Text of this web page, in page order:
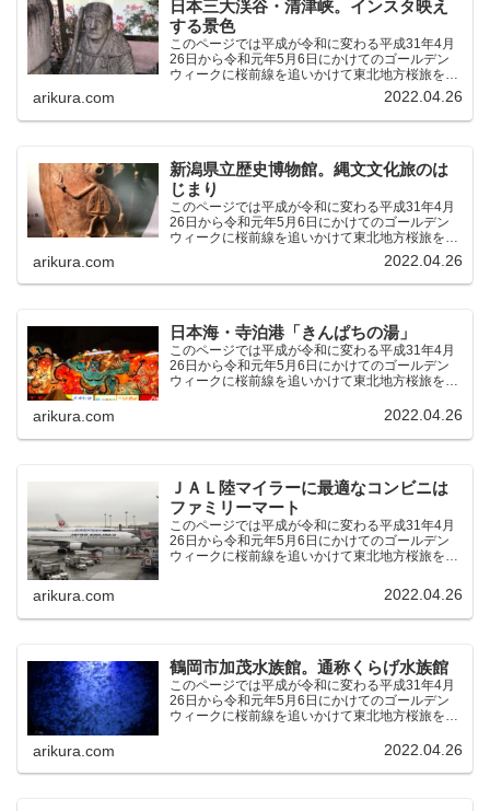
日本三大渓谷・清津峡。インスタ映え
する景色
このページでは平成が令和に変わる平成31年4月
26日から令和元年5月6日にかけてのゴールデン
ウィークに桜前線を追いかけて東北地方桜旅を車
中泊大遠征10泊11日した時の記録をまとめたも
のです。（結論）「桜前線なんてものはテレビの
中にしか存在し...
arikura.com 2022.04.26
新潟県立歴史博物館。縄文文化旅のは
じまり
このページでは平成が令和に変わる平成31年4月
26日から令和元年5月6日にかけてのゴールデン
ウィークに桜前線を追いかけて東北地方桜旅を車
中泊大遠征10泊11日した時の記録をまとめたも
のです。（結論）「桜前線なんてものはテレビの
中にしか存在し...
arikura.com 2022.04.26
日本海・寺泊港「きんぱちの湯」
このページでは平成が令和に変わる平成31年4月
26日から令和元年5月6日にかけてのゴールデン
ウィークに桜前線を追いかけて東北地方桜旅を車
のです。（結論）「桜前線なんてものはテレビの
arikura.com 2022.04.26
ＪＡＬ陸マイラーに最適なコンビニは
ファミリーマート
このページでは平成が令和に変わる平成31年4月
26日から令和元年5月6日にかけてのゴールデン
ウィークに桜前線を追いかけて東北地方桜旅を車
のです。（結論）「桜前線なんてものはテレビの
arikura.com 2022.04.26
鶴岡市加茂水族館。通称くらげ水族館
このページでは平成が令和に変わる平成31年4月
26日から令和元年5月6日にかけてのゴールデン
ウィークに桜前線を追いかけて東北地方桜旅を車
のです。（結論）「桜前線なんてものはテレビの
arikura.com 2022.04.26